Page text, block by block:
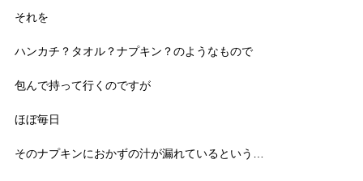
それを
ハンカチ？タオル？ナプキン？のようなもので
包んで持って行くのですが
ほぼ毎日
そのナプキンにおかずの汁が漏れているという…